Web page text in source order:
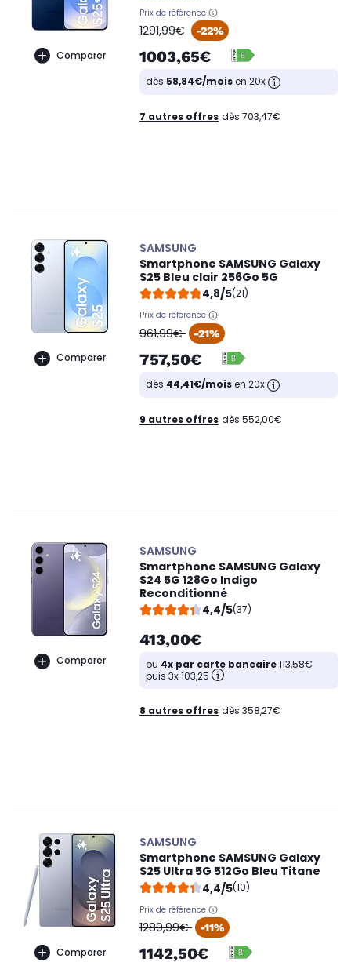
Comparer
Prix de référence
oldPrice
1291,99€ -22%
1003,65€
dès 58,84€/moisen 20x
7 autres offres dès 703,47€
Comparer
SAMSUNG
Smartphone SAMSUNG Galaxy
S25 Bleu clair 256Go 5G
4,8/5(21)
Prix de référence
oldPrice
961,99€ -21%
757,50€
dès 44,41€/moisen 20x
9 autres offres dès 552,00€
Comparer
SAMSUNG
Smartphone SAMSUNG Galaxy
S24 5G 128Go Indigo
Reconditionné
4,4/5(37)
413,00€
ou 4x par carte bancaire113,58€
puis 3x 103,25
8 autres offres dès 358,27€
Comparer
SAMSUNG
Smartphone SAMSUNG Galaxy
S25 Ultra 5G 512Go Bleu Titane
4,4/5(10)
Prix de référence
oldPrice
1289,99€ -11%
1142,50€